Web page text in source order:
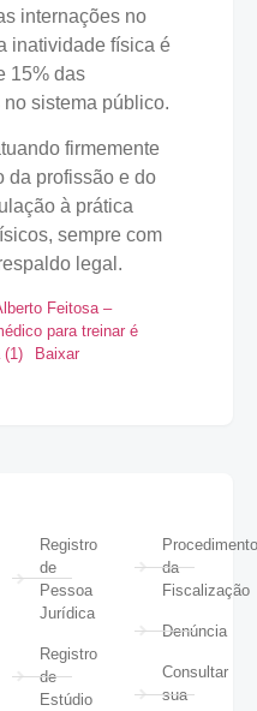
internações no
inatividade física é
15% das
sistema público.
firmemente
da profissão e do
à prática
sempre com
legal.
Feitosa –
para treinar é
(1)
Baixar
Registro
de
Pessoa
Jurídica
Registro
de
Estúdio
da
Fiscalização
Denúncia
Consultar
sua